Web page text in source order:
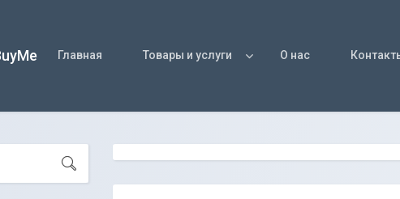
Главная Товары и услуги О нас